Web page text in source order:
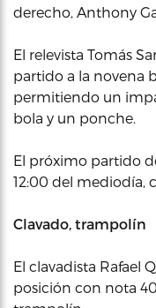
derecho, Anthony
El relevista Tomás
partido a la novena
permitiendo un
bola y un ponche.
El próximo partido
12:00 del mediodía,
Clavado, trampolín
El clavadista Rafael
posición con nota